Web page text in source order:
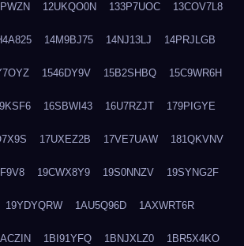
12UKQO0N 133P7UOC 13COV7L8
14M9BJ75 14NJ13LJ 14PRJLGB
1546DY9V 15B2SHBQ 15C9WR6H
16SBWI43 16U7RZJT 179PIGYE
17UXEZ2B 17VE7UAW 181QKVNV
19CWX8Y9 19S0NNZV 19SYNG2F
19YDYQRW 1AU5Q96D 1AXWRT6R
1BI91YFQ 1BNJXLZ0 1BR5X4KO